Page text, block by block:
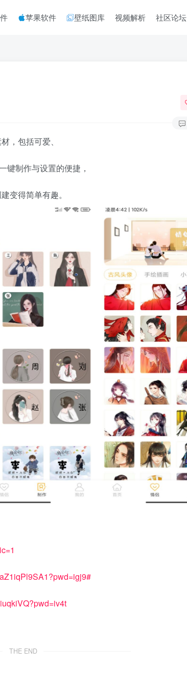
苹果软件 壁纸图库 视频解析 社区论坛
，包括可爱、
键制作与设置的便捷，
变得简单有趣。
THE END